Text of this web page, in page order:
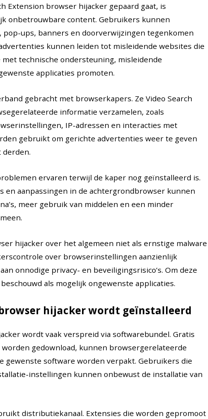
Extension browser hijacker gepaard gaat, is
onbetrouwbare content. Gebruikers kunnen
ups, banners en doorverwijzingen tegenkomen
kunnen leiden tot misleidende websites die
technische ondersteuning, misleidende
applicaties promoten.
gebracht met browserkapers. Ze Video Search
informatie verzamelen, zoals
IP-adressen en interacties met
gebruikt om gerichte advertenties weer te geven
derden.
ervaren terwijl de kaper nog geïnstalleerd is.
aanpassingen in de achtergrondbrowser kunnen
meer gebruik van middelen en een minder
hijacker over het algemeen niet als ernstige malware
over browserinstellingen aanzienlijk
onnodige privacy- en beveiligingsrisico’s. Om deze
als mogelijk ongewenste applicaties.
hijacker wordt geïnstalleerd
wordt vaak verspreid via softwarebundel. Gratis
gedownload, kunnen browsergerelateerde
gewenste software worden verpakt. Gebruikers die
instellingen kunnen onbewust de installatie van
distributiekanaal. Extensies die worden gepromoot